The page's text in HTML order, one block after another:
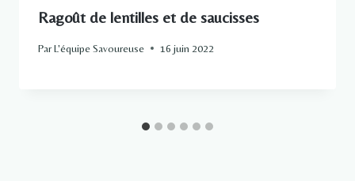
Ragoût de lentilles et de saucisses
ParL'équipe Savoureuse 16 juin 2022